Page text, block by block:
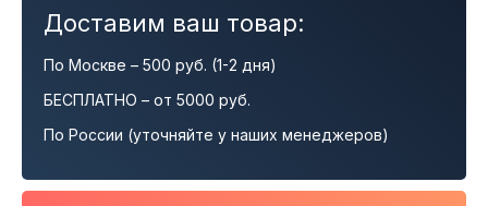
Доставим ваш товар:
По Москве – 500 руб. (1-2 дня)
БЕСПЛАТНО – от 5000 руб.
По России (уточняйте у наших менеджеров)